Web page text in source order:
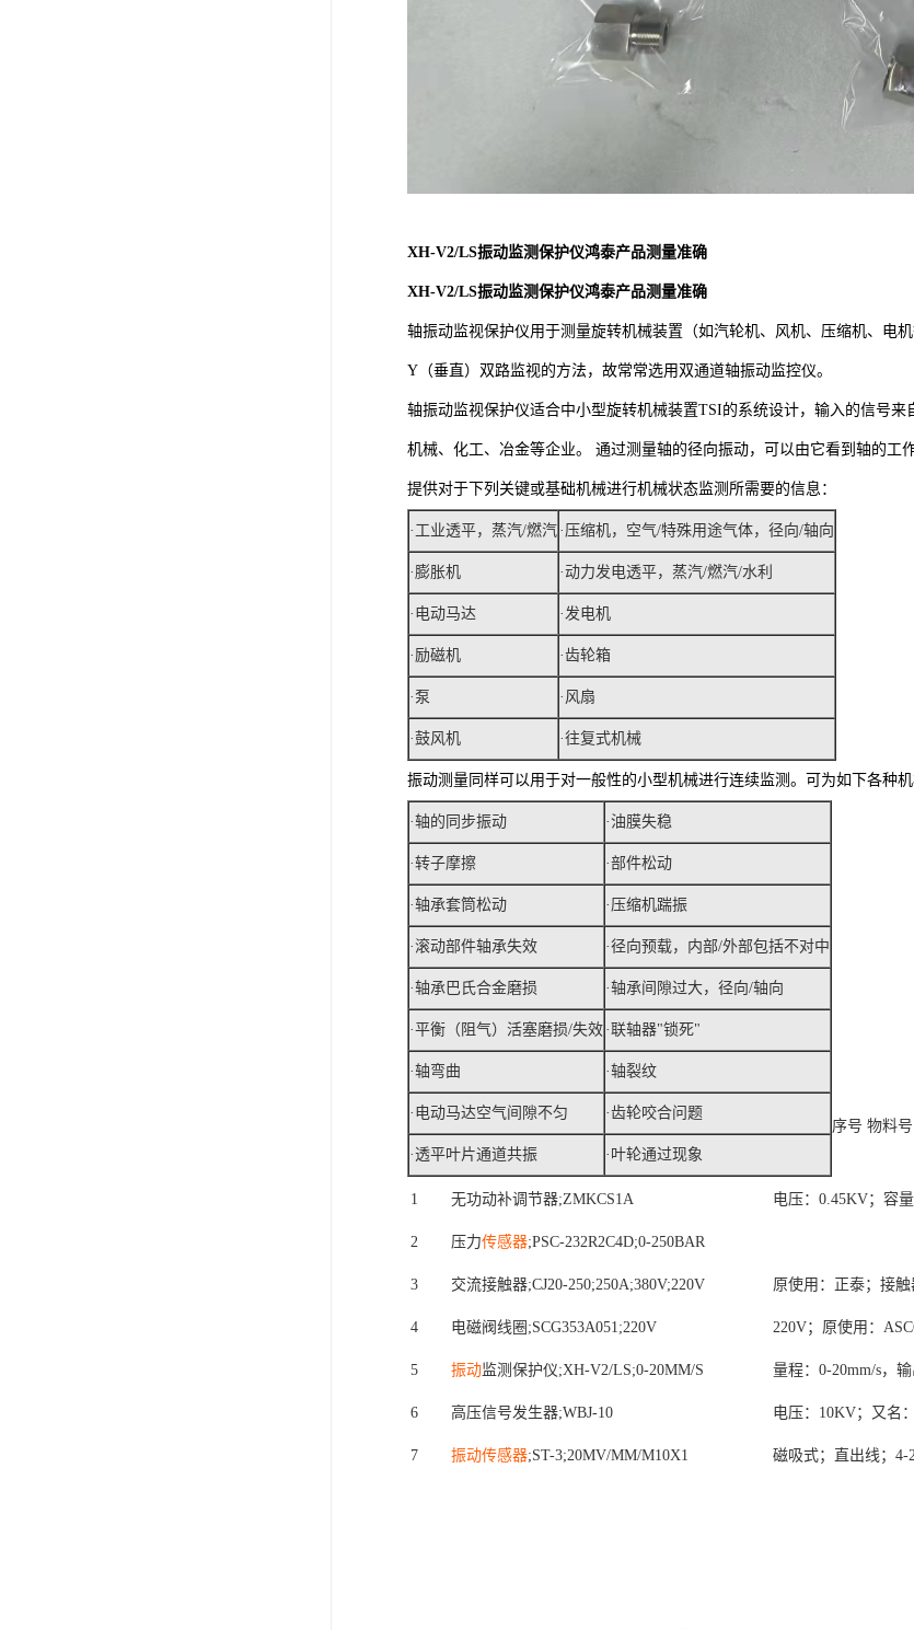
XH-V2/LS振动监测保护仪鸿泰产品测量准确
XH-V2/LS振动监测保护仪鸿泰产品测量准确
轴振动监视保护仪用于测量旋转机械装置（如汽轮机、风机、压缩机、电
Y（垂直）双路监视的方法，故常常选用双通道轴振动监控仪。
轴振动监视保护仪适合中小型旋转机械装置TSI的系统设计，输入的信号
机械、化工、冶金等企业。 通过测量轴的径向振动，可以由它看到轴的工
提供对于下列关键或基础机械进行机械状态监测所需要的信息：
·工业透平，蒸汽/燃汽 ·压缩机，空气/特殊用途气体，径向/轴向
·膨胀机 ·动力发电透平，蒸汽/燃汽/水利
·电动马达 ·发电机
·励磁机 ·齿轮箱
·泵 ·风扇
·鼓风机 ·往复式机械
振动测量同样可以用于对一般性的小型机械进行连续监测。可为如下各种
·轴的同步振动 ·油膜失稳
·转子摩擦 ·部件松动
·轴承套筒松动 ·压缩机踹振
·滚动部件轴承失效 ·径向预载，内部/外部包括不对中
·轴承巴氏合金磨损 ·轴承间隙过大，径向/轴向
·平衡（阻气）活塞磨损/失效 ·联轴器"锁死"
·轴弯曲 ·轴裂纹
·电动马达空气间隙不匀 ·齿轮咬合问题
·透平叶片通道共振 ·叶轮通过现象
序号 物料号
1 无功动补调节器;ZMKCS1A 电压： 0.45KV；容
2 压力传感器;PSC-232R2C4D;0-250BAR
3 交流接触器;CJ20-250;250A;380V;220V 原使用：正泰；接触
4 电磁阀线圈 ;SCG353A051;220V 220V；原使用：
5 振动监测保护仪;XH-V2/LS;0-20MM/S 量程： 0-20mm/s，
6 高压信号发生器;WBJ-10 电压： 10KV；又名
7 振动传感器;ST-3;20MV/MM/M10X1 磁吸式；直出线； 4-